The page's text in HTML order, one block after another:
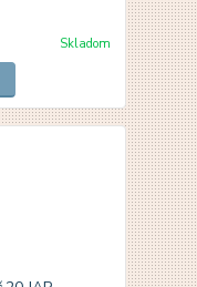
Skladom